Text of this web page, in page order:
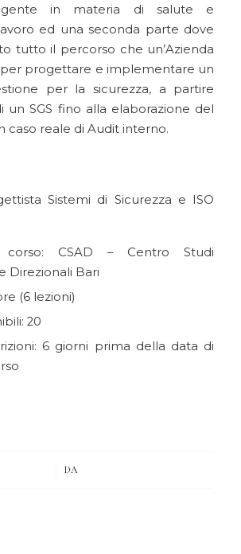
in materia di salute e
ed una seconda parte dove
tutto il percorso che un’Azienda
progettare e implementare un
per la sicurezza, a partire
un SGS fino alla elaborazione del
caso reale di Audit interno.
Sistemi di Sicurezza e ISO
CSAD – Centro Studi
Direzionali Bari
(6 lezioni)
20
6 giorni prima della data di
DA